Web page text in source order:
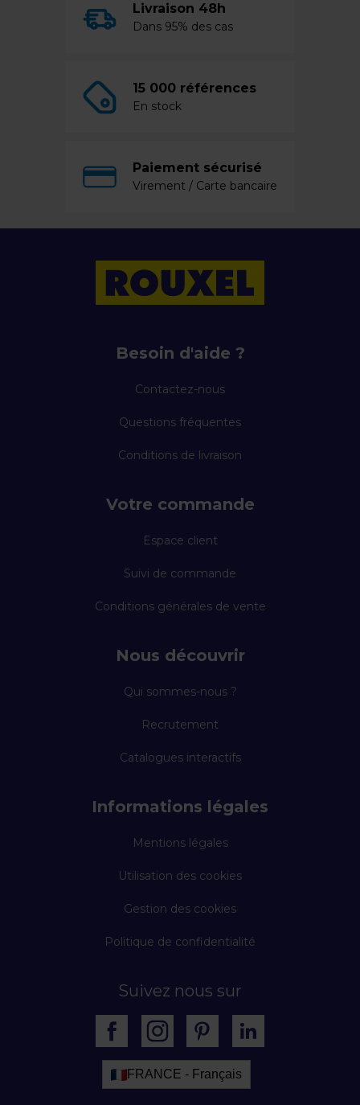
Livraison 48h
Dans 95% des cas
15 000 références
En stock
Paiement sécurisé
Virement / Carte bancaire
Besoin d'aide ?
Contactez-nous
Questions fréquentes
Conditions de livraison
Votre commande
Espace client
Suivi de commande
Conditions générales de vente
Nous découvrir
Qui sommes-nous ?
Recrutement
Catalogues interactifs
Informations légales
Mentions légales
Utilisation des cookies
Gestion des cookies
Politique de confidentialité
Suivez nous sur
FRANCE - Français